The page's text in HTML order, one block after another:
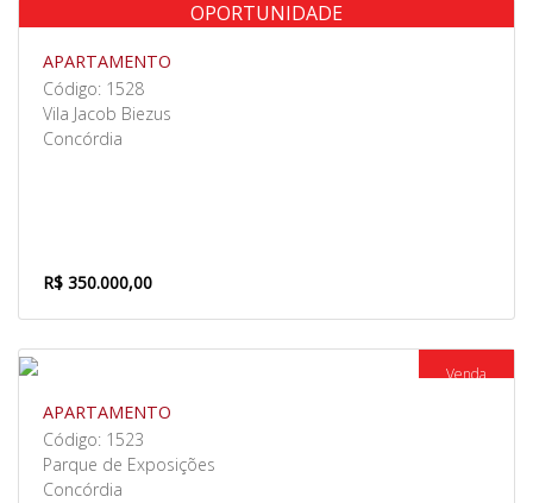
Venda
OPORTUNIDADE
APARTAMENTO
Código: 1528
Vila Jacob Biezus
Concórdia
R$ 350.000,00
Venda
APARTAMENTO
Código: 1523
Parque de Exposições
Concórdia